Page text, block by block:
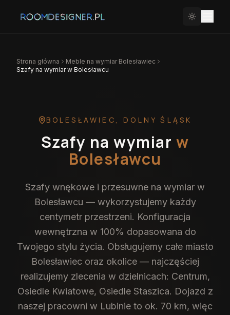
Strona główna Meble na wymiar Bolesławiec
Szafy na wymiar w Bolesławcu
BOLESŁAWIEC , DOLNY ŚLĄSK
Szafy na wymiar w
Bolesławcu
Szafy wnękowe i przesuwne na wymiar w
Bolesławcu — wykorzystujemy każdy
centymetr przestrzeni. Konfiguracja
wewnętrzna w 100% dopasowana do
Twojego stylu życia. Obsługujemy całe miasto
Bolesławiec oraz okolice — najczęściej
realizujemy zlecenia w dzielnicach: Centrum,
Osiedle Kwiatowe, Osiedle Staszica. Dojazd z
naszej pracowni w Lubinie to ok. 70 km, więc